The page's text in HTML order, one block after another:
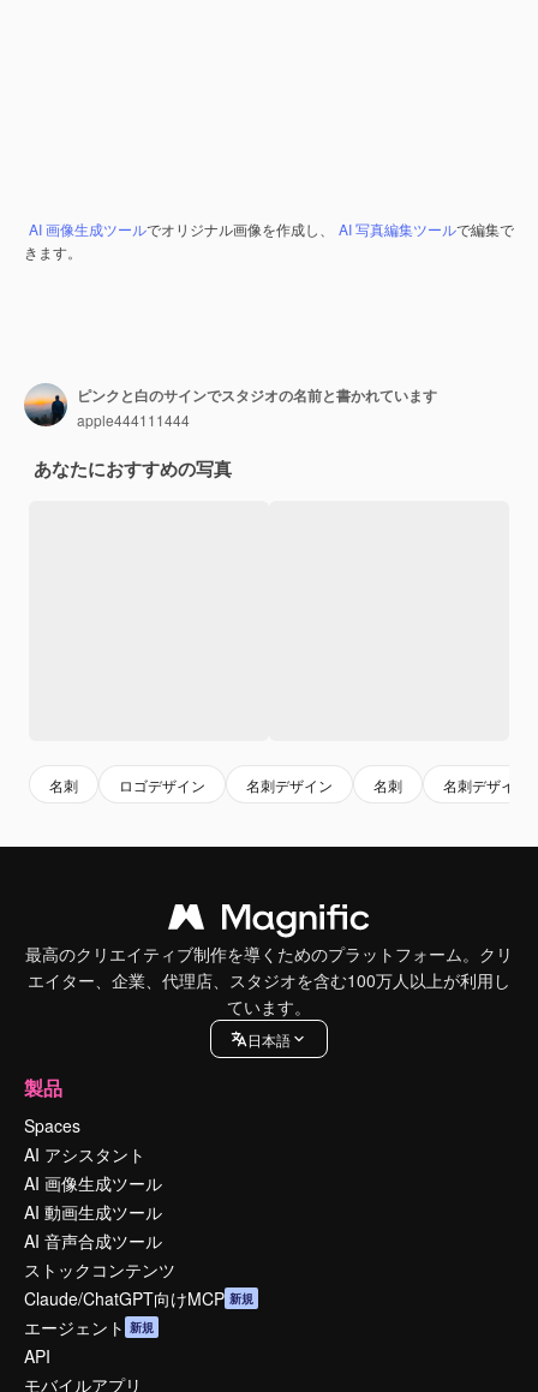
AI 画像生成ツールでオリジナル画像を作成し、 AI 写真編集ツールで編集で
きます。
ピンクと白のサインでスタジオの名前と書かれています
apple444111444
あなたにおすすめの写真
名刺 ロゴデザイン 名刺デザイン 名刺 名刺デザイン
最高のクリエイティブ制作を導くためのプラットフォーム。クリ
エイター、企業、代理店、スタジオを含む100万人以上が利用し
ています。
日本語
製品
Spaces
AI アシスタント
AI 画像生成ツール
AI 動画生成ツール
AI 音声合成ツール
ストックコンテンツ
Claude/ChatGPT向けMCP 新規
エージェント 新規
API
モバイルアプリ